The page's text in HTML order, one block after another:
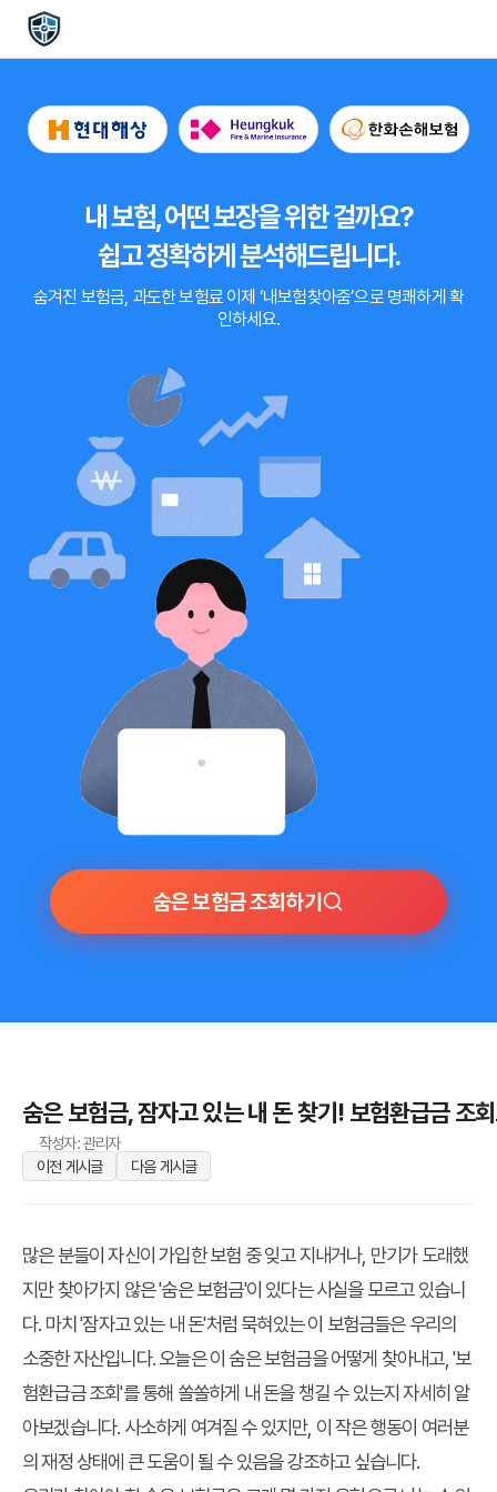
내 보험, 어떤 보장을 위한 걸까요?
쉽고 정확하게 분석해드립니다.
숨겨진 보험금, 과도한 보험료이제 ‘내보험찾아줌’으로 명쾌하게 확
인하세요.
숨은 보험금 조회하기
숨은 보험금, 잠자고 있는 내 돈 찾기! 보험환급금 조
작성자: 관리자
이전 게시글
다음 게시글
많은 분들이 자신이 가입한 보험 중 잊고 지내거나, 만기가 도래했
지만 찾아가지 않은 '숨은 보험금'이 있다는 사실을 모르고 있습니
다. 마치 '잠자고 있는 내 돈'처럼 묵혀있는 이 보험금들은 우리의
소중한 자산입니다. 오늘은 이 숨은 보험금을 어떻게 찾아내고, '보
험환급금 조회'를 통해 쏠쏠하게 내 돈을 챙길 수 있는지 자세히 알
아보겠습니다. 사소하게 여겨질 수 있지만, 이 작은 행동이 여러분
의 재정 상태에 큰 도움이 될 수 있음을 강조하고 싶습니다.